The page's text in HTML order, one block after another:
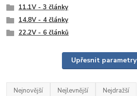
11.1V - 3 články
14.8V - 4 články
22.2V - 6 článků
Upřesnit parametry
Nejnovější Nejlevnější Nejdražší